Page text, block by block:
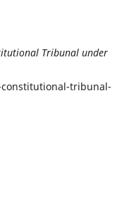
Tribunal under
tribunal-